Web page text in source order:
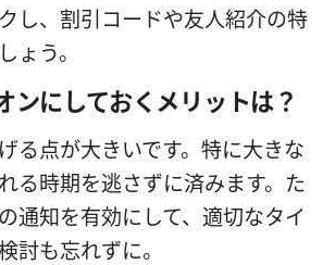
し、割引コードや友人紹介の特
ょう。
ンにしておくメリットは？
る点が大きいです。特に大きな
る時期を逃さずに済みます。た
通知を有効にして、適切なタイ
討も忘れずに。